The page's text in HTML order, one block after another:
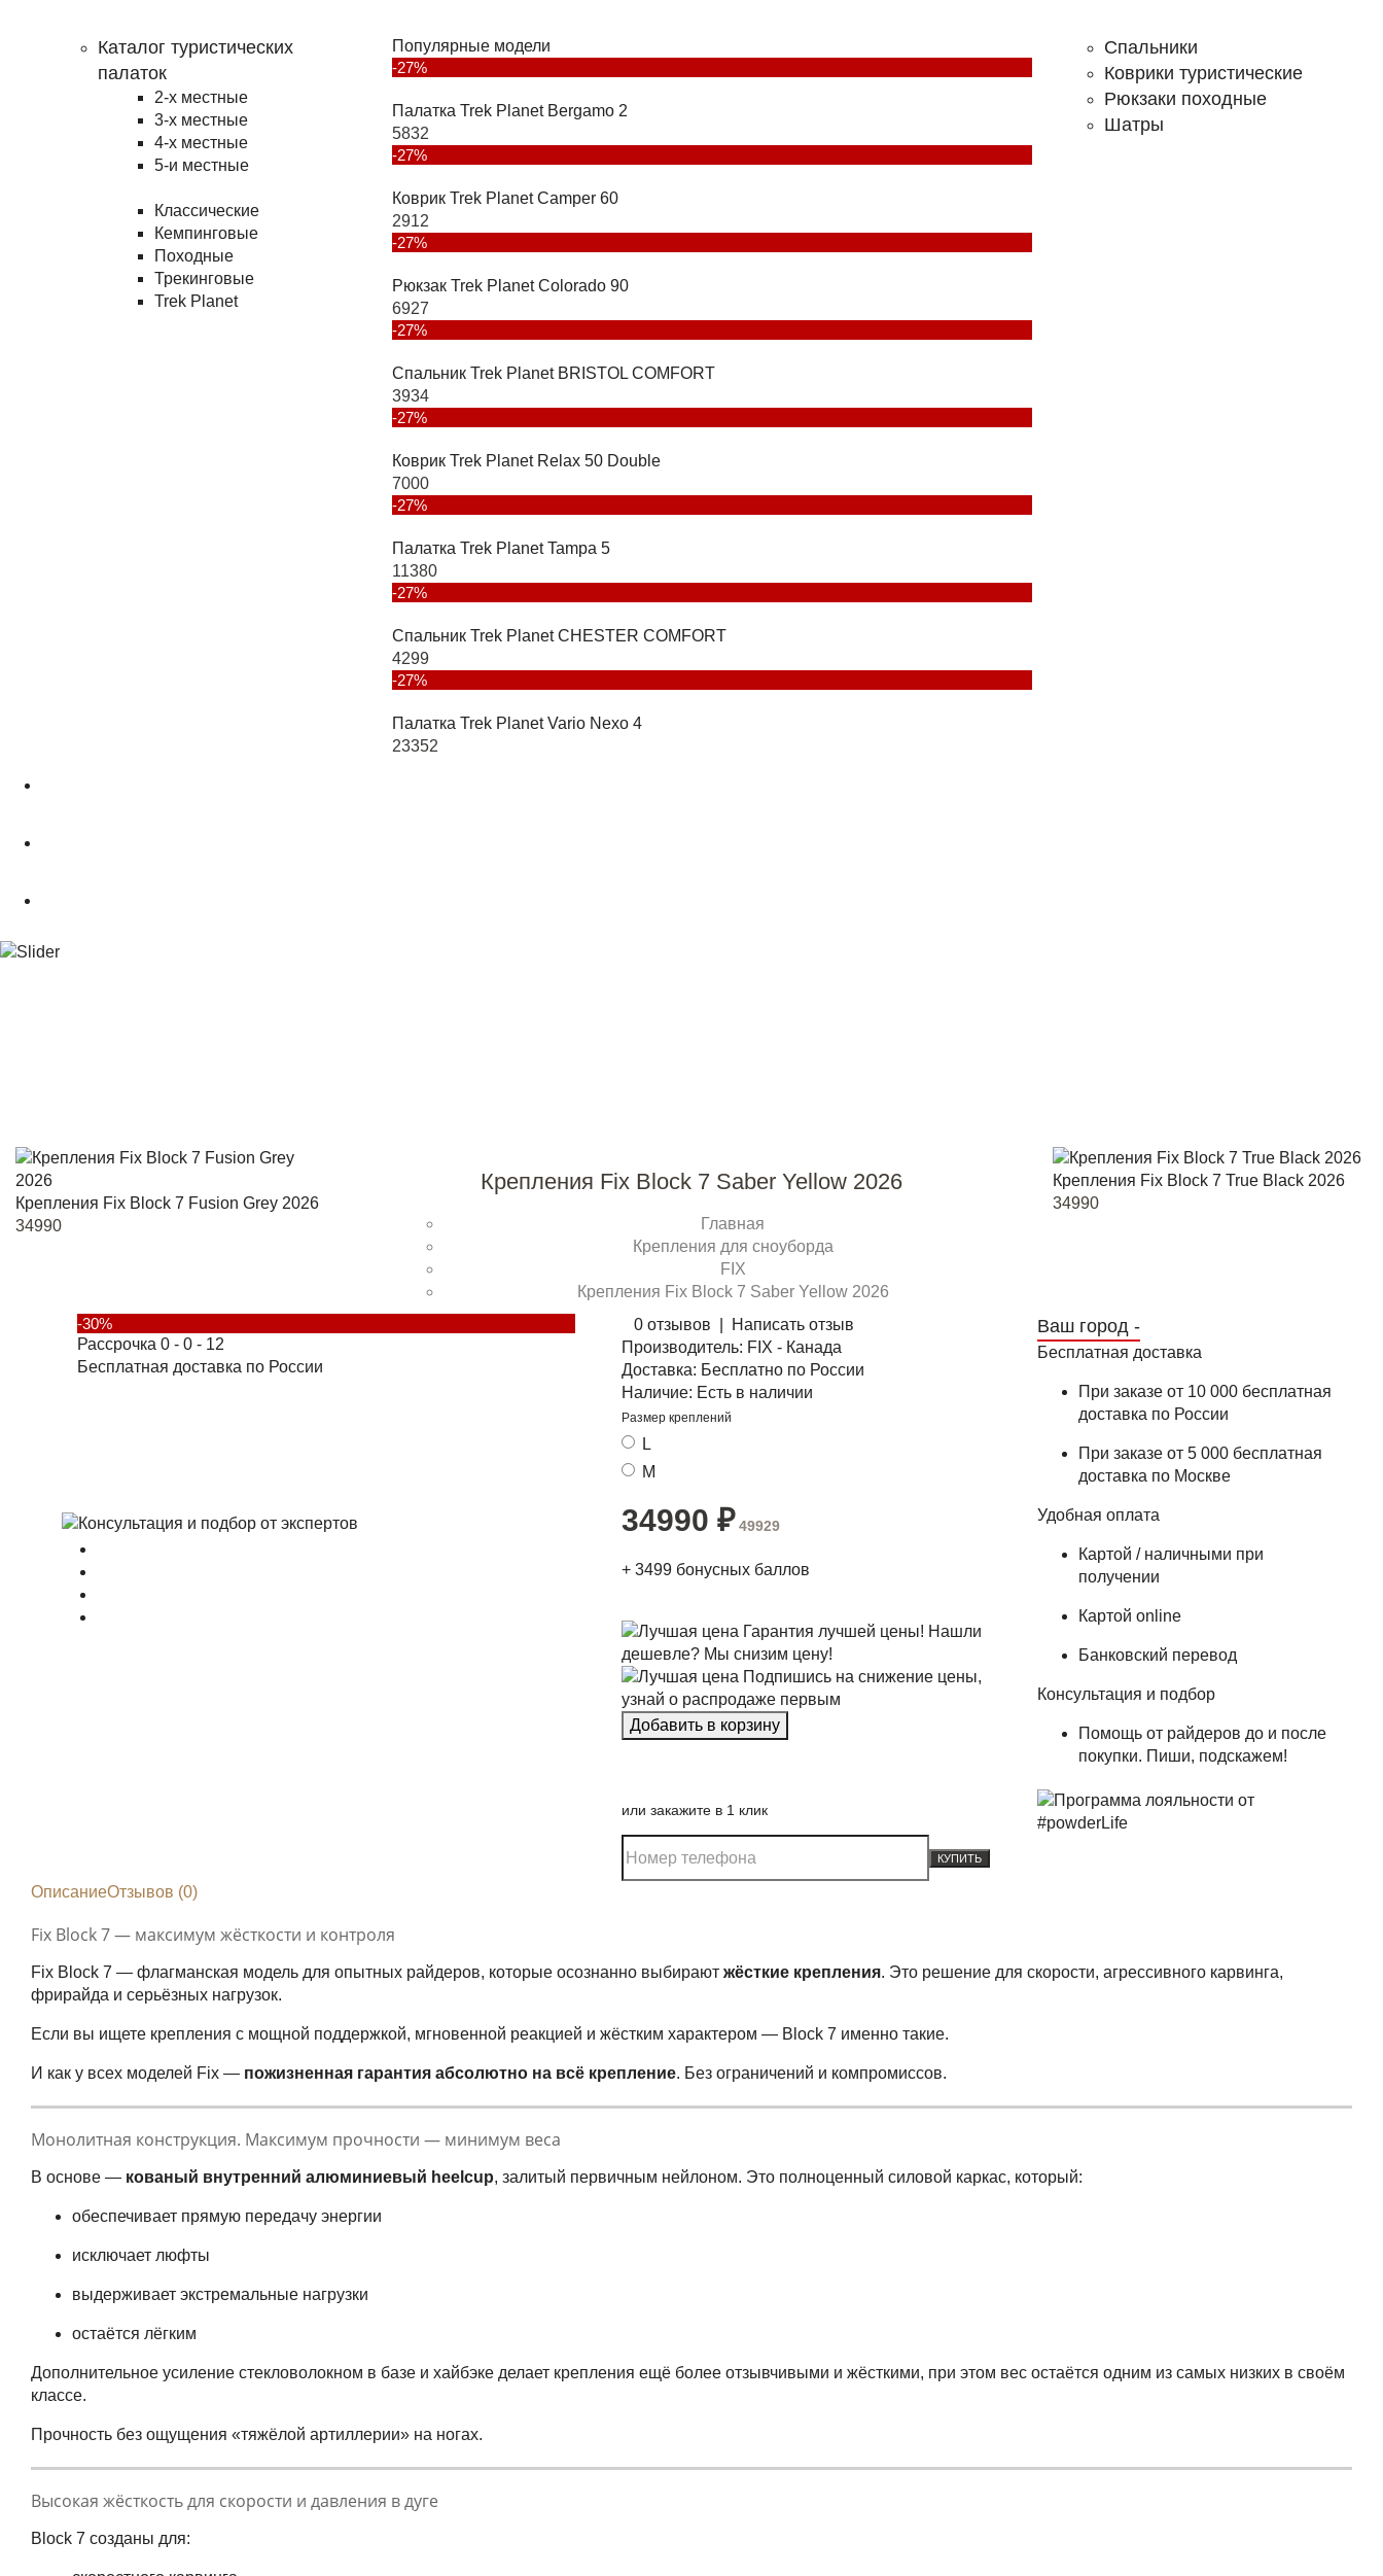
Каталог туристических
палаток
2-х местные
3-х местные
4-х местные
5-и местные
Классические
Кемпинговые
Походные
Трекинговые
Trek Planet
Популярные модели
-27%
Палатка Trek Planet Bergamo 2
5832
-27%
Коврик Trek Planet Camper 60
2912
-27%
Рюкзак Trek Planet Colorado 90
6927
-27%
Спальник Trek Planet BRISTOL COMFORT
3934
-27%
Коврик Trek Planet Relax 50 Double
7000
-27%
Палатка Trek Planet Tampa 5
11380
-27%
Спальник Trek Planet CHESTER COMFORT
4299
-27%
Палатка Trek Planet Vario Nexo 4
23352
Спальники
Коврики туристические
Рюкзаки походные
Шатры
Крепления Fix Block 7 Fusion Grey 2026
34990
Крепления Fix Block 7 Saber Yellow 2026
Главная
Крепления для сноуборда
FIX
Крепления Fix Block 7 Saber Yellow 2026
Крепления Fix Block 7 True Black 2026
34990
-30%
Рассрочка 0 - 0 - 12
Бесплатная доставка по России
0 отзывов
Написать отзыв
Производитель: FIX - Канада
Доставка: Бесплатно по России
Наличие: Есть в наличии
Размер креплений
L
M
34990 ₽ 49929
+3499 бонусных баллов
Гарантия лучшей цены! Нашли
дешевле? Мы снизим цену!
Подпишись на снижение цены,
узнай о распродаже первым
или закажите в 1 клик
КУПИТЬ
Ваш город -
Бесплатная доставка
При заказе от 10 000 бесплатная
доставка по России
При заказе от 5 000 бесплатная
доставка по Москве
Удобная оплата
Картой / наличными при
получении
Картой online
Банковский перевод
Консультация и подбор
Помощь от райдеров до и после
покупки. Пиши, подскажем!
ОписаниеОтзывов (0)
Fix Block 7 — максимум жёсткости и контроля
Fix Block 7 — флагманская модель для опытных райдеров, которые осознанно выбирают жёсткие крепления. Это решение для скорости, агрессивного карвинга,
фрирайда и серьёзных нагрузок.
Если вы ищете крепления с мощной поддержкой, мгновенной реакцией и жёстким характером — Block 7 именно такие.
И как у всех моделей Fix — пожизненная гарантия абсолютно на всё крепление. Без ограничений и компромиссов.
Монолитная конструкция. Максимум прочности — минимум веса
В основе — кованый внутренний алюминиевый heelcup, залитый первичным нейлоном. Это полноценный силовой каркас, который:
обеспечивает прямую передачу энергии
исключает люфты
выдерживает экстремальные нагрузки
остаётся лёгким
Дополнительное усиление стекловолокном в базе и хайбэке делает крепления ещё более отзывчивыми и жёсткими, при этом вес остаётся одним из самых низких в своём
классе.
Прочность без ощущения «тяжёлой артиллерии» на ногах.
Высокая жёсткость для скорости и давления в дуге
Block 7 созданы для: